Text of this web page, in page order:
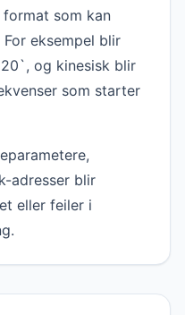
som kan
eksempel blir
og kinesisk blir
som starter
adresser blir
eller feiler i